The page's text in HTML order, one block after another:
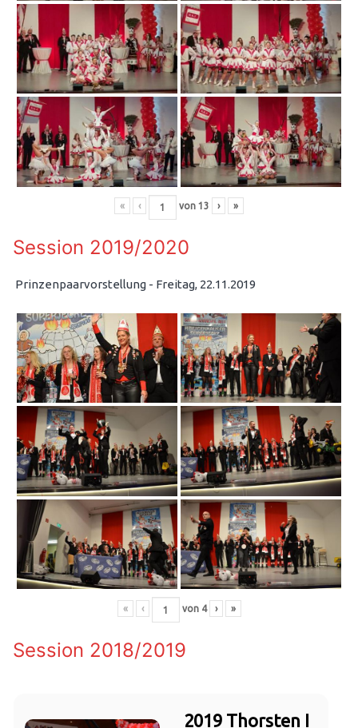
« ‹ von 13 › »
Session 2019/2020
Prinzenpaarvorstellung - Freitag, 22.11.2019
« ‹ von 4 › »
Session 2018/2019
2019 Thorsten I